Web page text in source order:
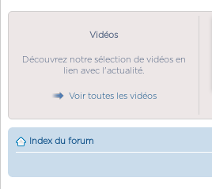
Vidéos
Découvrez notre sélection de vidéos en
lien avec l'actualité.
Voir toutes les vidéos
Index du forum